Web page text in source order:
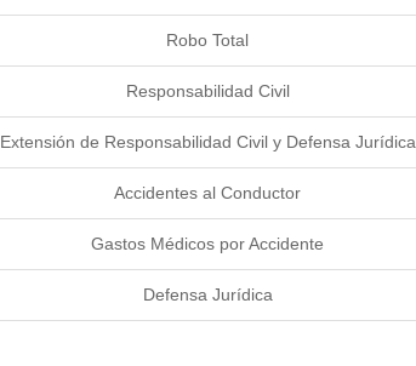
Robo Total
Responsabilidad Civil
Extensión de Responsabilidad Civil y Defensa Jurídica
Accidentes al Conductor
Gastos Médicos por Accidente
Defensa Jurídica